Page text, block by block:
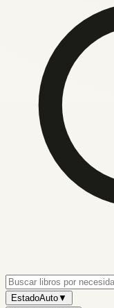
EstadoAuto▼